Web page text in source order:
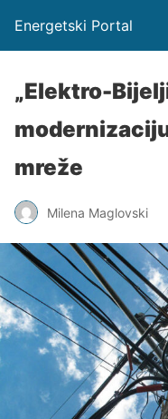
Energetski Portal
„Elektro-
mreže
Milena Maglovski